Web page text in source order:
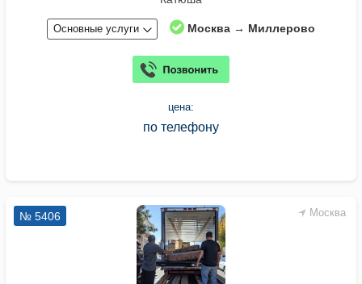
Основные услуги Москва → Миллерово
цена:
по телефону
Москва
№ 5406